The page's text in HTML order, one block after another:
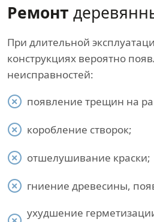
Ремонт
При длительной
конструкциях вероятно
неисправностей:
появление трещин на
коробление створок;
отшелушивание краски;
гниение древесины,
ухудшение